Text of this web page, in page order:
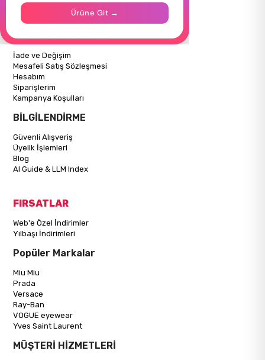
İletişim
Mağazalarımız
ALIŞVERİŞ BİLGİLERİ
İade ve Değişim
Mesafeli Satış Sözleşmesi
Hesabım
Siparişlerim
Kampanya Koşulları
BİLGİLENDİRME
Güvenli Alışveriş
Üyelik İşlemleri
Blog
AI Guide & LLM Index
FIRSATLAR
Web'e Özel İndirimler
Yılbaşı İndirimleri
Popüler Markalar
Miu Miu
Prada
Versace
Ray-Ban
VOGUE eyewear
Yves Saint Laurent
MÜŞTERİ HİZMETLERİ
Ürüne Git →